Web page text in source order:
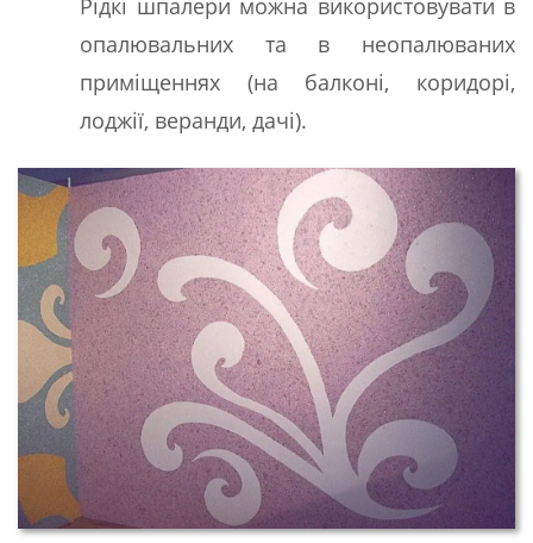
Рідкі шпалери можна використовувати в
опалювальних та в неопалюваних
приміщеннях (на балконі, коридорі,
лоджії, веранди, дачі).